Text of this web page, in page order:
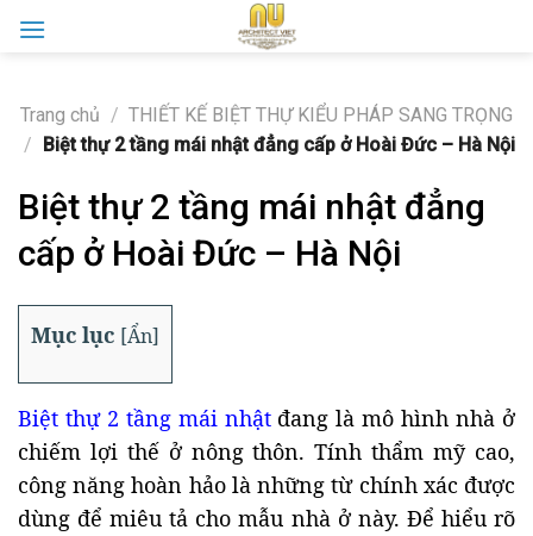
Trang chủ / THIẾT KẾ BIỆT THỰ KIỂU PHÁP SANG TRỌNG
/ Biệt thự 2 tầng mái nhật đẳng cấp ở Hoài Đức – Hà Nội
Biệt thự 2 tầng mái nhật đẳng
cấp ở Hoài Đức – Hà Nội
Mục lục [Ẩn]
Biệt thự 2 tầng mái nhật đang là mô hình nhà ở
chiếm lợi thế ở nông thôn. Tính thẩm mỹ cao,
công năng hoàn hảo là những từ chính xác được
dùng để miêu tả cho mẫu nhà ở này. Để hiểu rõ